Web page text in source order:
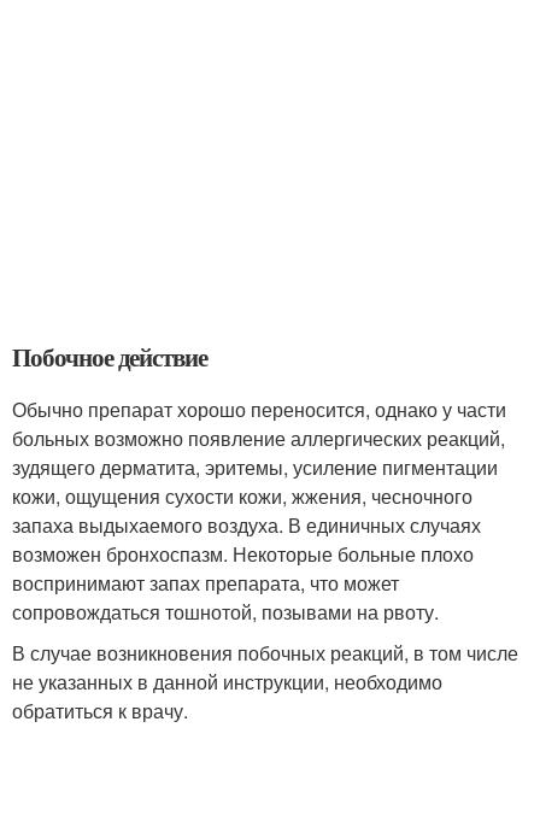
Побочное действие
Обычно препарат хорошо переносится, однако у части
больных возможно появление аллергических реакций,
зудящего дерматита, эритемы, усиление пигментации
кожи, ощущения сухости кожи, жжения, чесночного
запаха выдыхаемого воздуха. В единичных случаях
возможен бронхоспазм. Некоторые больные плохо
воспринимают запах препарата, что может
сопровождаться тошнотой, позывами на рвоту.
В случае возникновения побочных реакций, в том числе
не указанных в данной инструкции, необходимо
обратиться к врачу.